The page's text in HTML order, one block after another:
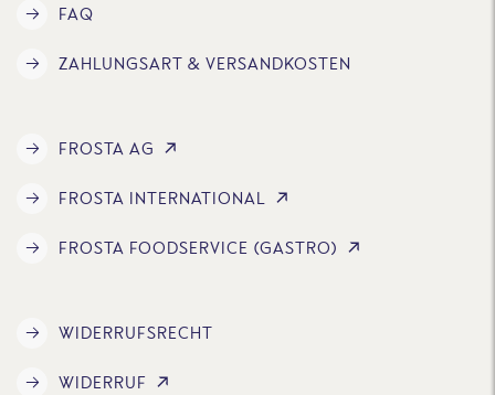
FAQ
ZAHLUNGSART & VERSANDKOSTEN
FROSTA AG
FROSTA INTERNATIONAL
FROSTA FOODSERVICE (GASTRO)
WIDERRUFSRECHT
WIDERRUF